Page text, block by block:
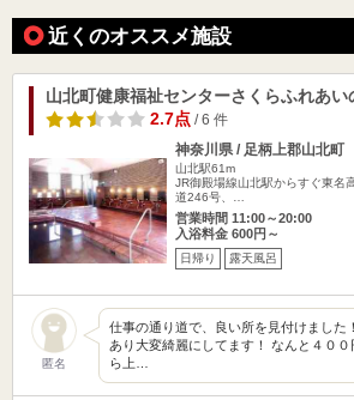
近くのオススメ施設
山北町健康福祉センターさくらふれあい
2.7点/ 6 件
神奈川県 / 足柄上郡山北町
山北駅61m
JR御殿場線山北駅からすぐ東名
道246号、…
営業時間 11:00～20:00
入浴料金 600円～
日帰り 露天風呂
匿名
仕事の通り道で、良い所を見付けました
あり大変綺麗にしてます！ なんと４０
ら上…